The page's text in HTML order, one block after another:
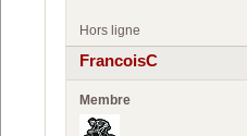
Hors ligne
FrancoisC
Membre